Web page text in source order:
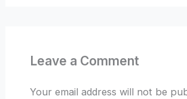
Leave a Comment
Your email address will not be